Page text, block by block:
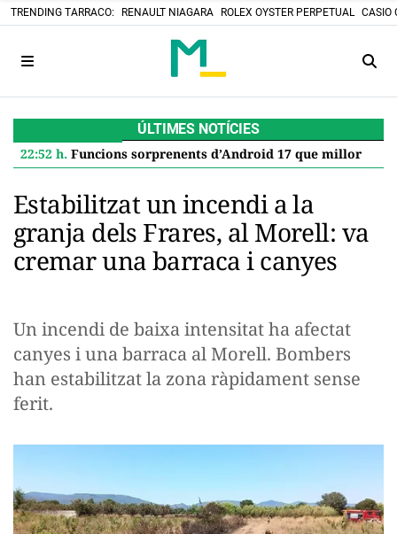
TRENDING TARRACO: RENAULT NIAGARA ROLEX OYSTER PERPETUAL CASIO
ÚLTIMES NOTÍCIES
22:52 h. Funcions sorprenents d’Android 17 que milloren el teu Google Pixel
Estabilitzat un incendi a la
granja dels Frares, al Morell: va
cremar una barraca i canyes
Un incendi de baixa intensitat ha afectat
canyes i una barraca al Morell. Bombers
han estabilitzat la zona ràpidament sense
ferit.